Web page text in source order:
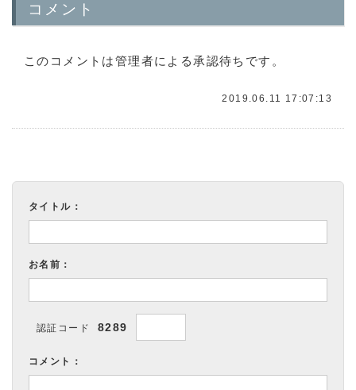
コメント
このコメントは管理者による承認待ちです。
2019.06.11 17:07:13
タイトル：
お名前：
認証コード 8289
コメント：